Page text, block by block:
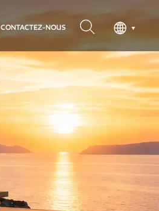
CONTACTEZ-NOUS